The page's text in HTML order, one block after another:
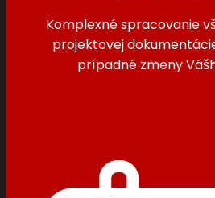
Komplexné spracovanie
projektovej
prípadné zmeny